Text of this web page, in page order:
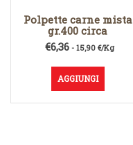
Polpette carne mista
gr.400 circa
€6,36- 15,90 €/Kg
AGGIUNGI